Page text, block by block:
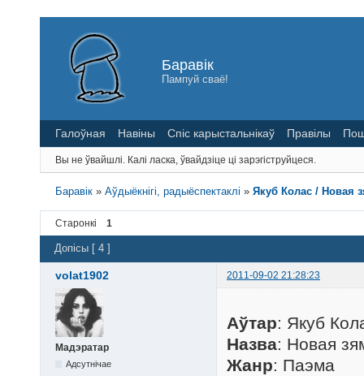
Баравік
Пампуй сваё!
Галоўная Навіны Спіс карыстальнікаў Правілы
Вы не ўвайшлі. Калі ласка, ўвайдзіце ці зарэгіструйцеся.
Баравік »Аўдыёкнігі, радыёспектаклі »Якуб Колас / Новая
Старонкі 1
Допісы [ 4 ]
volat1902 2011-09-02 21:28:23
Мадэратар
Адсутнічае
Аўтар: Якуб
Назва: Новая
Жанр: Паэма